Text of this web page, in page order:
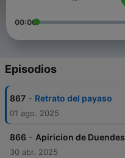
00:00
Episodios
867 - Retrato del payaso
01 ago. 2025
866 - Apiricion de Duendes
30 abr. 2025